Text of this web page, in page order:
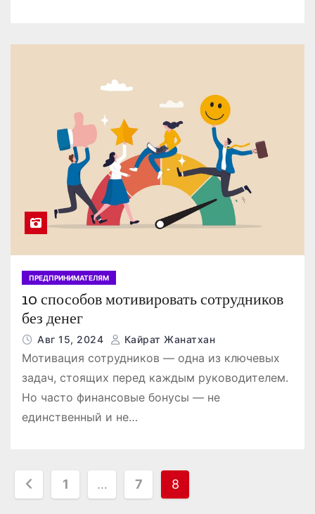
ПРЕДПРИНИМАТЕЛЯМ
10 способов мотивировать сотрудников
без денег
Авг 15, 2024 Кайрат Жанатхан
Мотивация сотрудников — одна из ключевых
задач, стоящих перед каждым руководителем.
Но часто финансовые бонусы — не
единственный и не…
П
1 … 7 8